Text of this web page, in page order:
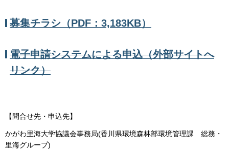
募集チラシ（PDF：3,183KB）
電子申請システムによる申込（外部サイトへ
リンク）
【問合せ先・申込先】
かがわ里海大学協議会事務局(香川県環境森林部環境管理課 総務・
里海グループ)